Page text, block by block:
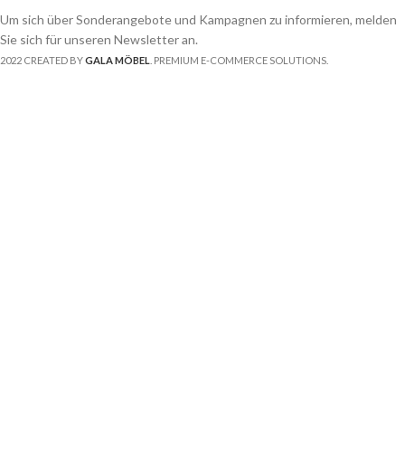
Um sich über Sonderangebote und Kampagnen zu informieren, melden
Sie sich für unseren Newsletter an.
2022 CREATED BYGALA MÖBEL . PREMIUM E-COMMERCE SOLUTIONS.